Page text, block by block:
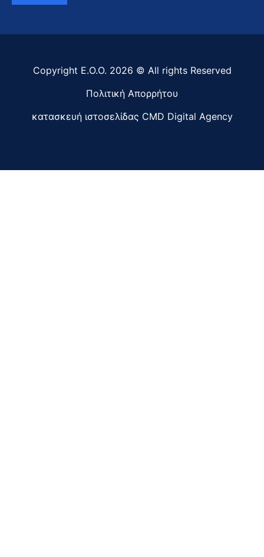
Copyright Ε.Ο.Ο. 2026 © All rights Reserved
Πολιτική Απορρήτου
κατασκευή ιστοσελίδας CMD Digital Agency